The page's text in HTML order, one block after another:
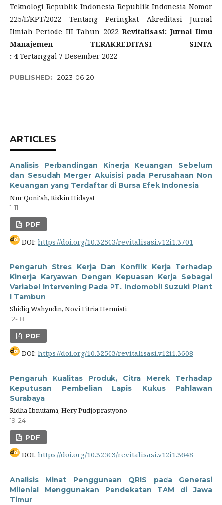
Teknologi Republik Indonesia Republik Indonesia Nomor
225/E/KPT/2022 Tentang Peringkat Akreditasi Jurnal
Ilmiah Periode III Tahun 2022Revitalisasi: Jurnal Ilmu
Manajemen TERAKREDITASI SINTA
: 4Tertanggal 7 Desember 2022
PUBLISHED: 2023-06-20
ARTICLES
Analisis Perbandingan Kinerja Keuangan Sebelum
dan Sesudah Merger Akuisisi pada Perusahaan Non
Keuangan yang Terdaftar di Bursa Efek Indonesia
Nur Qoni'ah, Riskin Hidayat
1-11
PDF
DOI: https://doi.org/10.32503/revitalisasi.v12i1.3701
Pengaruh Stres Kerja Dan Konflik Kerja Terhadap
Kinerja Karyawan Dengan Kepuasan Kerja Sebagai
Variabel Intervening Pada PT. Indomobil Suzuki Plant
I Tambun
Shidiq Wahyudin, Novi Fitria Hermiati
12-18
PDF
DOI: https://doi.org/10.32503/revitalisasi.v12i1.3608
Pengaruh Kualitas Produk, Citra Merek Terhadap
Keputusan Pembelian Lapis Kukus Pahlawan
Surabaya
Ridha Ibnutama, Hery Pudjoprastyono
19-24
PDF
DOI: https://doi.org/10.32503/revitalisasi.v12i1.3648
Analisis Minat Penggunaan QRIS pada Generasi
Milenial Menggunakan Pendekatan TAM di Jawa
Timur